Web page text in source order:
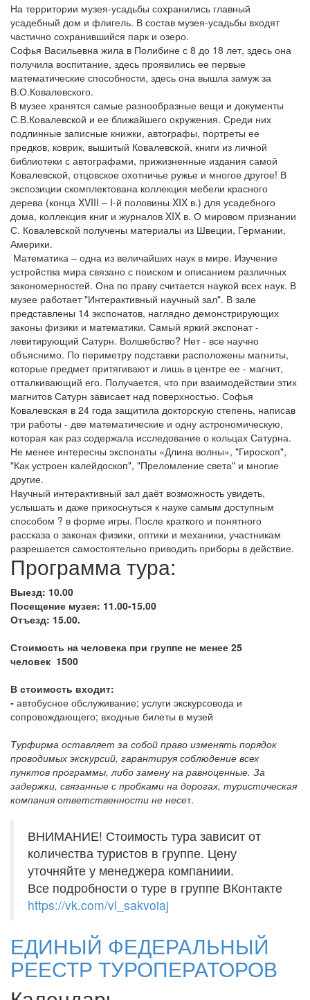
На территории музея-усадьбы сохранились главный
усадебный дом и флигель. В состав музея-усадьбы входят
частично сохранившийся парк и озеро.
Софья Васильевна жила в Полибине с 8 до 18 лет, здесь она
получила воспитание, здесь проявились ее первые
математические способности, здесь она вышла замуж за
В.О.Ковалевского.
В музее хранятся самые разнообразные вещи и документы
С.В.Ковалевской и ее ближайшего окружения. Среди них
подлинные записные книжки, автографы, портреты ее
предков, коврик, вышитый Ковалевской, книги из личной
библиотеки с автографами, прижизненные издания самой
Ковалевской, отцовское охотничье ружье и многое другое! В
экспозиции скомплектована коллекция мебели красного
дерева (конца XVIII – I-й половины XIX в.) для усадебного
дома, коллекция книг и журналов XIX в. О мировом признании
С. Ковалевской получены материалы из Швеции, Германии,
Америки.
Математика – одна из величайших наук в мире. Изучение
устройства мира связано с поиском и описанием различных
закономерностей. Она по праву считается наукой всех наук. В
музее работает "Интерактивный научный зал". В зале
представлены 14 экспонатов, наглядно демонстрирующих
законы физики и математики. Самый яркий экспонат -
левитирующий Сатурн. Волшебство? Нет - все научно
объяснимо. По периметру подставки расположены магниты,
которые предмет притягивают и лишь в центре ее - магнит,
отталкивающий его. Получается, что при взаимодействии этих
магнитов Сатурн зависает над поверхностью. Софья
Ковалевская в 24 года защитила докторскую степень, написав
три работы - две математические и одну астрономическую,
которая как раз содержала исследование о кольцах Сатурна.
Не менее интересны экспонаты «Длина волны», "Гироскоп",
"Как устроен калейдоскоп", "Преломление света" и многие
другие.
Научный интерактивный зал даёт возможность увидеть,
услышать и даже прикоснуться к науке самым доступным
способом ? в форме игры. После краткого и понятного
рассказа о законах физики, оптики и механики, участникам
разрешается самостоятельно приводить приборы в действие.
Программа тура:
Выезд: 10.00
Посещение музея: 11.00-15.00
Отъезд: 15.00.
Стоимость на человека при группе не менее 25
человек 1500
В стоимость входит:
- автобусное обслуживание; услуги экскурсовода и
сопровождающего; входные билеты в музей
Турфирма оставляет за собой право изменять порядок
проводимых экскурсий, гарантируя соблюдение всех
пунктов программы, либо замену на равноценные. За
задержки, связанные с пробками на дорогах, туристическая
компания ответственности не несет.
ВНИМАНИЕ! Стоимость тура зависит от
количества туристов в группе. Цену
уточняйте у менеджера компаниии.
Все подробности о туре в группе ВКонтакте
https://vk.com/vl_sakvoiaj
ЕДИНЫЙ ФЕДЕРАЛЬНЫЙ
РЕЕСТР ТУРОПЕРАТОРОВ